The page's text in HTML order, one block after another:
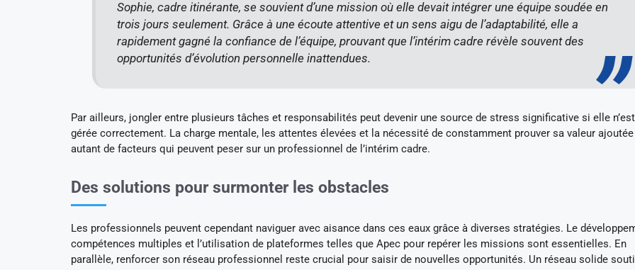
Sophie, cadre itinérante, se souvient d’une mission où elle devait intégrer une équipe soudée en
trois jours seulement. Grâce à une écoute attentive et un sens aigu de l’adaptabilité, elle a
rapidement gagné la confiance de l’équipe, prouvant que l’intérim cadre révèle souvent des
opportunités d’évolution personnelle inattendues.
Par ailleurs, jongler entre plusieurs tâches et responsabilités peut devenir une source de stress significative si elle
gérée correctement. La charge mentale, les attentes élevées et la nécessité de constamment prouver sa valeur
autant de facteurs qui peuvent peser sur un professionnel de l’intérim cadre.
Des solutions pour surmonter les obstacles
Les professionnels peuvent cependant naviguer avec aisance dans ces eaux grâce à diverses stratégies. Le
compétences multiples et l’utilisation de plateformes telles que Apec pour repérer les missions sont essentielles. En
parallèle, renforcer son réseau professionnel reste crucial pour saisir de nouvelles opportunités. Un réseau solide